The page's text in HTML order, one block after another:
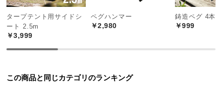
中
型
商
品
の
に
タープテント用サイドシ
ート 2.5m
￥3,999
ペグハンマー
￥2,980
鋳造ペグ 4本
￥999
この商品と同じカテゴリのランキング